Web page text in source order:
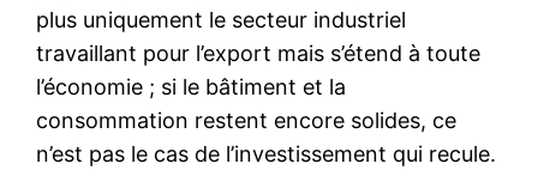
plus uniquement le secteur industriel
travaillant pour l’export mais s’étend à toute
l’économie ; si le bâtiment et la
consommation restent encore solides, ce
n’est pas le cas de l’investissement qui recule.